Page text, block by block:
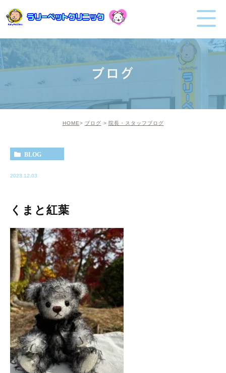
ブログ
HOME ブログ 院長・スタッフブログ
BLOG
2023.12.03
くまと紅葉